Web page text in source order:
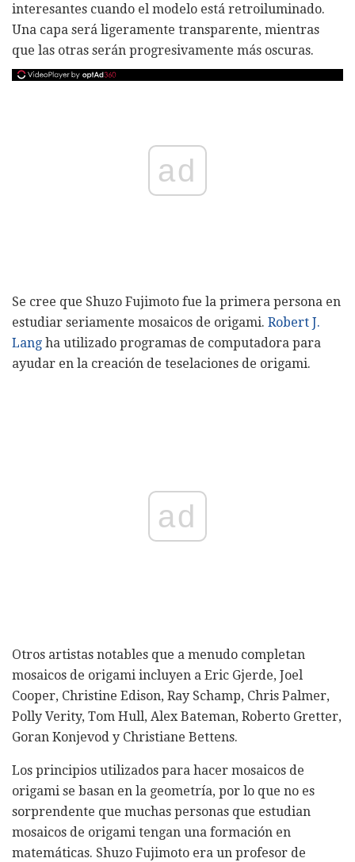
interesantes cuando el modelo está retroiluminado.
Una capa será ligeramente transparente, mientras
que las otras serán progresivamente más oscuras.
ad
Se cree que Shuzo Fujimoto fue la primera persona en
estudiar seriamente mosaicos de origami. Robert J.
Lang ha utilizado programas de computadora para
ayudar en la creación de teselaciones de origami.
ad
Otros artistas notables que a menudo completan
mosaicos de origami incluyen a Eric Gjerde, Joel
Cooper, Christine Edison, Ray Schamp, Chris Palmer,
Polly Verity, Tom Hull, Alex Bateman, Roberto Gretter,
Goran Konjevod y Christiane Bettens.
Los principios utilizados para hacer mosaicos de
origami se basan en la geometría, por lo que no es
sorprendente que muchas personas que estudian
mosaicos de origami tengan una formación en
matemáticas. Shuzo Fujimoto era un profesor de